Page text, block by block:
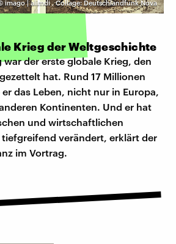
imago | alimdi,Collage: Deutschlandfunk Nova
Krieg der Weltgeschichte
war der erste globale Krieg, den
hat. Rund 17 Millionen
das Leben, nicht nur in Europa,
Kontinenten. Und er hat
und wirtschaftlichen
verändert, erklärt der
im Vortrag.